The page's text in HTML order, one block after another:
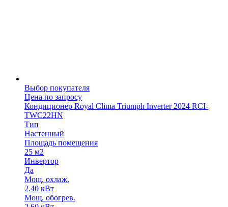
Выбор покупателя
Цена по запросу
Кондиционер Royal Clima Triumph Inverter 2024 RCI-
TWC22HN
Тип
Настенный
Площадь помещения
25 м2
Инвертор
Да
Мощ. охлаж.
2.40 кВт
Мощ. обогрев.